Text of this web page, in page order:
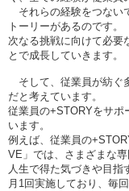
それらの経験をつない
トーリーがあるのです。
次なる挑戦に向けて必要
とで成長していきます。
そして、従業員が紡ぐ
だと考えています。
従業員の+STORYをサポ
います。
例えば、従業員の
VE」では、さまざまな
人生で得た気づきや目指
月1回実施しており、毎